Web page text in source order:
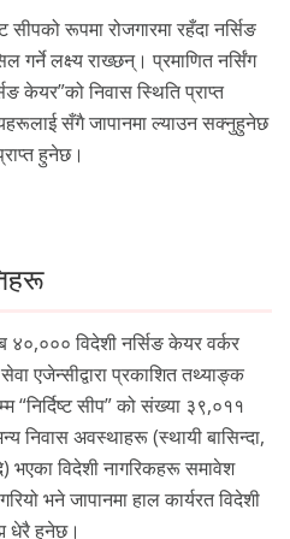
सीपको रूपमा रोजगारमा रहँदा नर्सिङ
गर्ने लक्ष्य राख्छन्। प्रमाणित नर्सिंग
केयर”को निवास स्थिति प्राप्त
सँगै जापानमा ल्याउन सक्नुहुनेछ
हुनेछ।
विदेशी नर्सिङ केयर वर्कर
एजेन्सीद्वारा प्रकाशित तथ्याङ्क
सीप” को संख्या ३९,०११
निवास अवस्थाहरू (स्थायी बासिन्दा,
भएका विदेशी नागरिकहरू समावेश
भने जापानमा हाल कार्यरत विदेशी
धेरै हुनेछ।